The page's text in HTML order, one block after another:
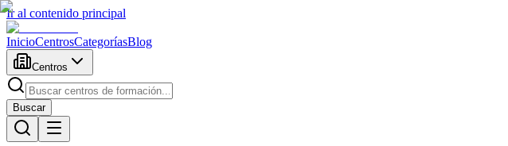
Ir al contenido principal
InicioCentrosCategoríasBlog
Centros
Buscar